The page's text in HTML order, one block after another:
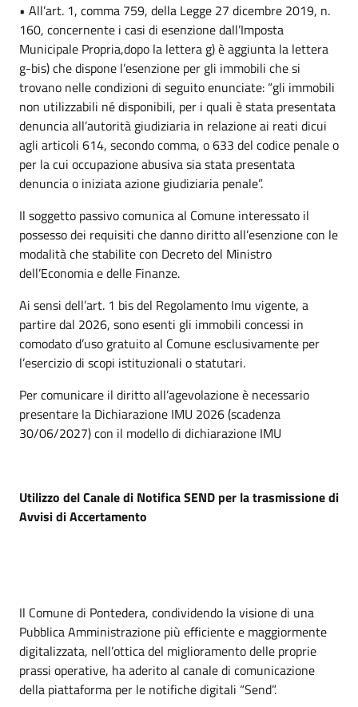
• All’art. 1, comma 759, della Legge 27 dicembre 2019, n.
160, concernente i casi di esenzione dall’Imposta
Municipale Propria,dopo la lettera g) è aggiunta la lettera
g-bis) che dispone l’esenzione per gli immobili che si
trovano nelle condizioni di seguito enunciate: “gli immobili
non utilizzabili né disponibili, per i quali è stata presentata
denuncia all’autorità giudiziaria in relazione ai reati dicui
agli articoli 614, secondo comma, o 633 del codice penale o
per la cui occupazione abusiva sia stata presentata
denuncia o iniziata azione giudiziaria penale”.
Il soggetto passivo comunica al Comune interessato il
possesso dei requisiti che danno diritto all’esenzione con le
modalità che stabilite con Decreto del Ministro
dell’Economia e delle Finanze.
Ai sensi dell’art. 1 bis del Regolamento Imu vigente, a
partire dal 2026, sono esenti gli immobili concessi in
comodato d’uso gratuito al Comune esclusivamente per
l’esercizio di scopi istituzionali o statutari.
Per comunicare il diritto all’agevolazione è necessario
presentare la Dichiarazione IMU 2026 (scadenza
30/06/2027) con il modello di dichiarazione IMU
Utilizzo del Canale di Notifica SEND per la trasmissione di
Avvisi di Accertamento
Il Comune di Pontedera, condividendo la visione di una
Pubblica Amministrazione più efficiente e maggiormente
digitalizzata, nell’ottica del miglioramento delle proprie
prassi operative, ha aderito al canale di comunicazione
della piattaforma per le notifiche digitali “Send”.